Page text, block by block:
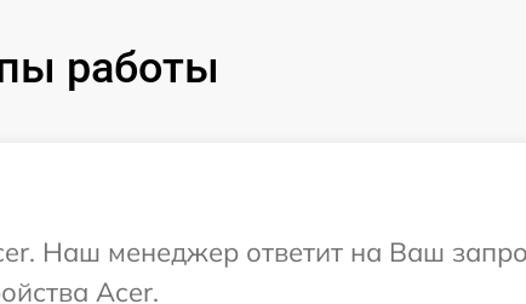
работы
Наш менеджер ответит на Ваш
Acer.